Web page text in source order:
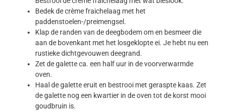
Bedek de crème fraichelaag met het
paddenstoelen-/preimengsel.
Klap de randen van de deegbodem om en besmeer die
aan de bovenkant met het losgeklopte ei. Je hebt nu een
rustieke dichtgevouwen deegrand.
Zet de galette ca. een half uur in de voorverwarmde
oven.
Haal de galette eruit en bestrooi met geraspte kaas. Zet
de galette nog een kwartier in de oven tot de korst mooi
goudbruin is.